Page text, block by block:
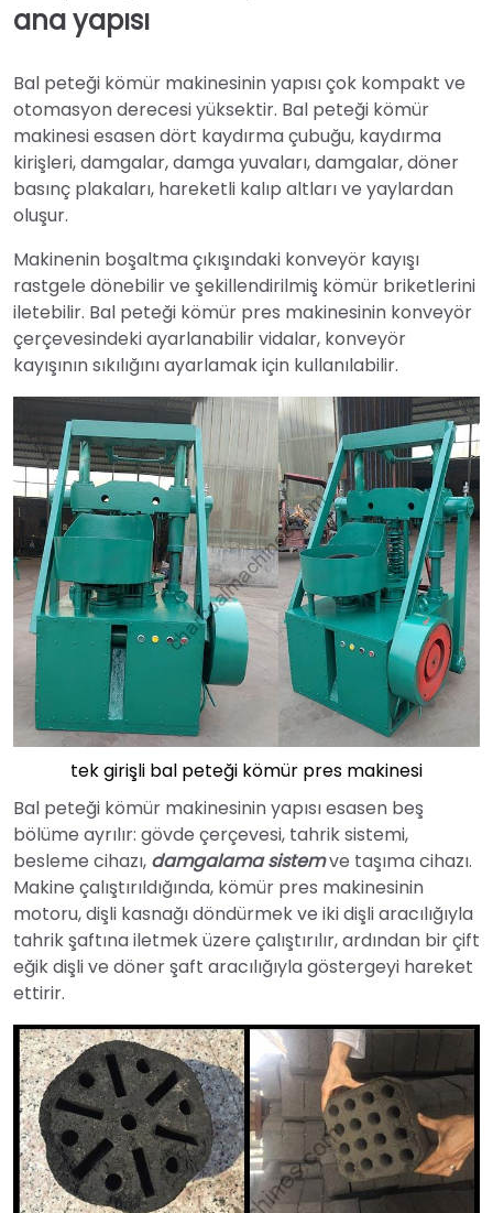
ana yapısı
Bal peteği kömür makinesinin yapısı çok kompakt ve
otomasyon derecesi yüksektir. Bal peteği kömür
makinesi esasen dört kaydırma çubuğu, kaydırma
kirişleri, damgalar, damga yuvaları, damgalar, döner
basınç plakaları, hareketli kalıp altları ve yaylardan
oluşur.
Makinenin boşaltma çıkışındaki konveyör kayışı
rastgele dönebilir ve şekillendirilmiş kömür briketlerini
iletebilir. Bal peteği kömür pres makinesinin konveyör
çerçevesindeki ayarlanabilir vidalar, konveyör
kayışının sıkılığını ayarlamak için kullanılabilir.
tek girişli bal peteği kömür pres makinesi
Bal peteği kömür makinesinin yapısı esasen beş
bölüme ayrılır: gövde çerçevesi, tahrik sistemi,
besleme cihazı, damgalama sistemve taşıma cihazı.
Makine çalıştırıldığında, kömür pres makinesinin
motoru, dişli kasnağı döndürmek ve iki dişli aracılığıyla
tahrik şaftına iletmek üzere çalıştırılır, ardından bir çift
eğik dişli ve döner şaft aracılığıyla göstergeyi hareket
ettirir.